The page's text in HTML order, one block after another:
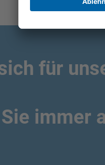
für
immer